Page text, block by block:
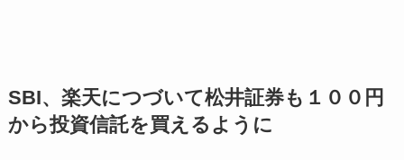
SBI、楽天につづいて松井証券も１００円
から投資信託を買えるように